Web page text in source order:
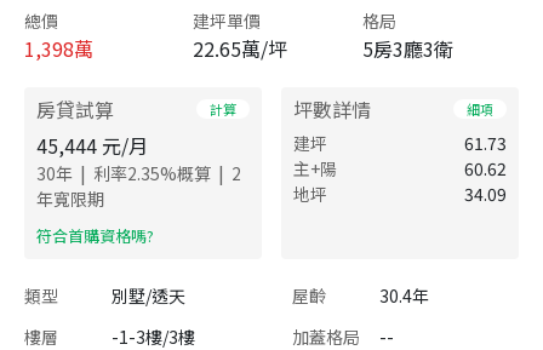
總價
1,398萬
建坪單價
22.65萬/坪
格局
5房3廳3衛
房貸試算 計算
45,444 元/月
30年 | 利率2.35%概算 | 2
年寬限期
​符合首購資格嗎?
坪數詳情 細項
建坪
61.73
主+陽
60.62
地坪
34.09
類型 別墅/透天 屋齡
30.4年
樓層
-1-3樓/3樓 加蓋格局
--